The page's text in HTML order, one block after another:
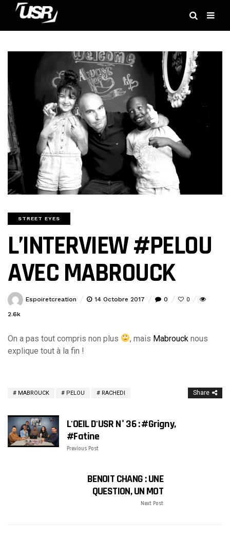
STREET EYES
L’INTERVIEW #PELOU
AVEC MABROUCK
Espoiretcreation 14 Octobre 2017 0 0
2.6k
On a pas tout compris non plus , mais Mabrouck nous
explique tout à la fin !
MABROUCK PELOU RACHEDI Share
L'OEIL D'USR N° 36 : #Grigny,
#Fatine
Previous Post
BENOIT CHANG : UNE
QUESTION, UN MOT
Next Post